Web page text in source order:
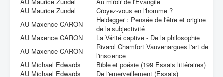
AU Maurice Zundel
Croyez-vous en l'homme ?
AU Maxence CARON
Heidegger : Pensée de l'être et origine
de la subjectivité
AU Maxence CARON
La Vérité captive - De la philosophie
AU Maxence CARON
Rivarol Chamfort Vauvenargues l'art de
l'insolence
AU Michael Edwards
Bible et poésie (199 Essais littéraires)
AU Michael Edwards
De l'émerveillement (Essais)